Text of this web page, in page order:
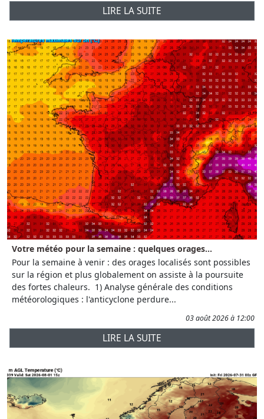
LIRE LA SUITE
Votre météo pour la semaine : quelques orages...
Pour la semaine à venir : des orages localisés sont possibles
sur la région et plus globalement on assiste à la poursuite
des fortes chaleurs. 1) Analyse générale des conditions
météorologiques : l'anticyclone perdure...
03 août 2026 à 12:00
LIRE LA SUITE